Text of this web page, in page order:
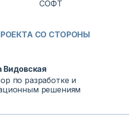
СО СТОРОНЫ
Видовская
по разработке и
решениям